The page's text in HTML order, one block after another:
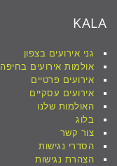
KALA
גני אירועים בצפון
אולמות אירועים בחיפה
אירועים פרטיים
אירועים עסקיים
האולמות שלנו
בלוג
צור קשר
הסדרי נגישות
הצהרת נגישות